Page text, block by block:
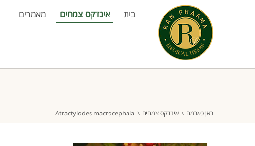
בית אינדקס צמחים מאמרים
ראן פארמה אינדקס צמחים Atractylodes macrocephala